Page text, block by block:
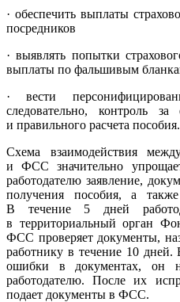
· обеспечить выплаты
посредников
· выявлять попытки
выплаты по фальшивым
· вести
следовательно, контроль за
и правильного расчета пособия.
Схема взаимодействия
и ФСС значительно
работодателю заявление,
получения пособия, а
В течение 5 дней
в территориальный орган
ФСС проверяет документы,
работнику в течение 10
ошибки в документах, он
работодателю. После их
подает документы в ФСС.